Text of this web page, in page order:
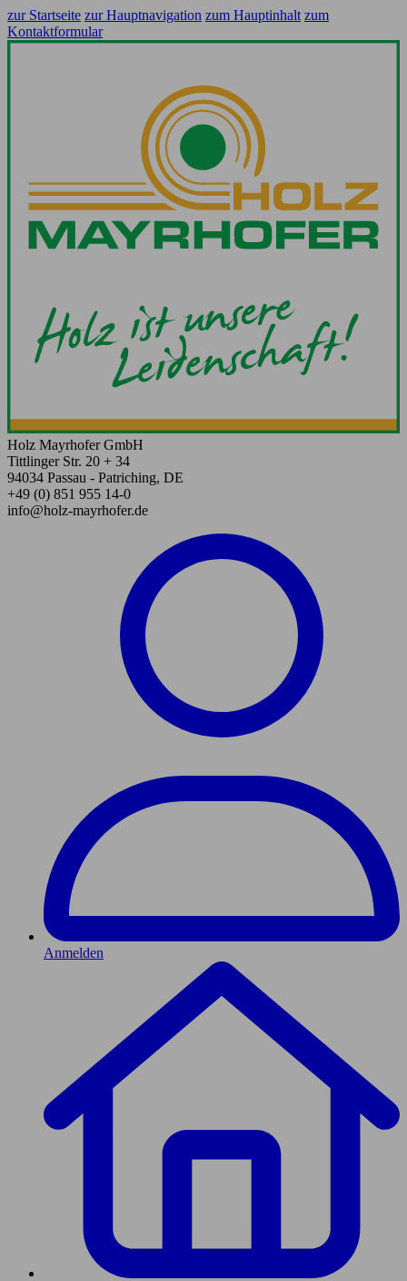
zur Startseite zur Hauptnavigation zum Hauptinhalt zum
Kontaktformular
Holz Mayrhofer GmbH
Tittlinger Str. 20 + 34
94034 Passau - Patriching, DE
+49 (0) 851 955 14-0
info@holz-mayrhofer.de
Anmelden